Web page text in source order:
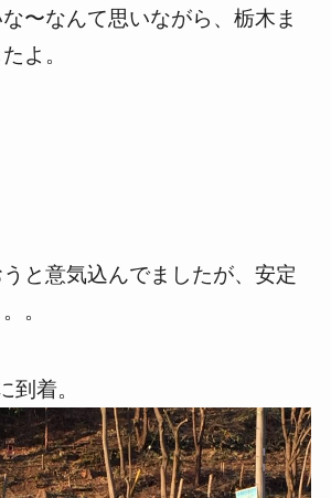
〜なんて思いながら、栃木ま
よ。
と意気込んでましたが、安定
。
到着。